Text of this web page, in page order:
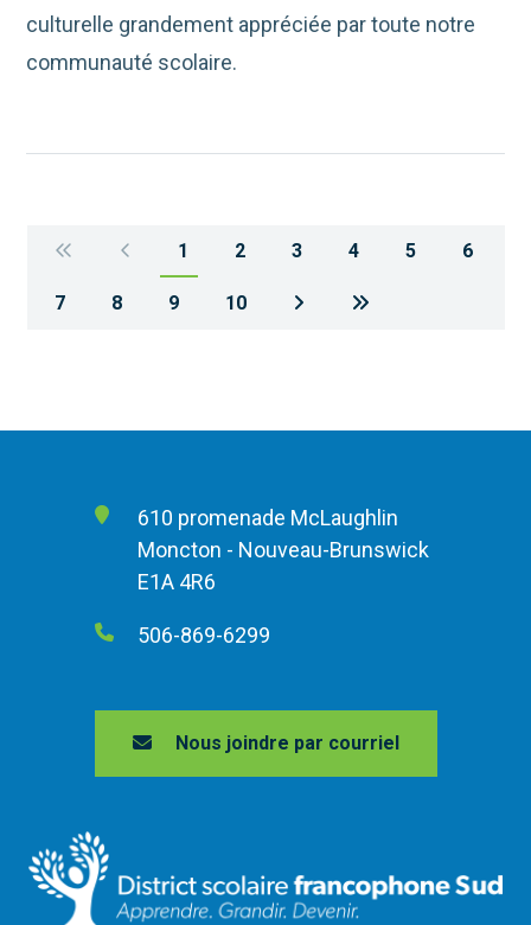
culturelle grandement appréciée par toute notre
communauté scolaire.
1 2 3 4 5 6
7 8 9 10
610 promenade McLaughlin
Moncton - Nouveau-Brunswick
E1A 4R6
506-869-6299
Nous joindre par courriel